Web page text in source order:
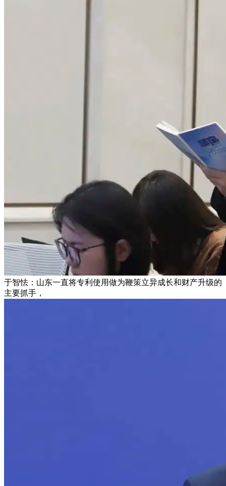
于智怯：山东一直将专利使用做为鞭策立异成长和财产升级的
主要抓手，